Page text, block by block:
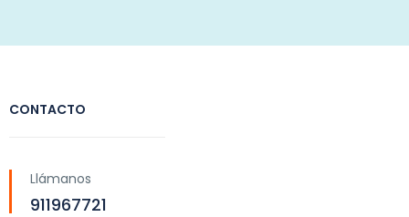
CONTACTO
Llámanos
911967721